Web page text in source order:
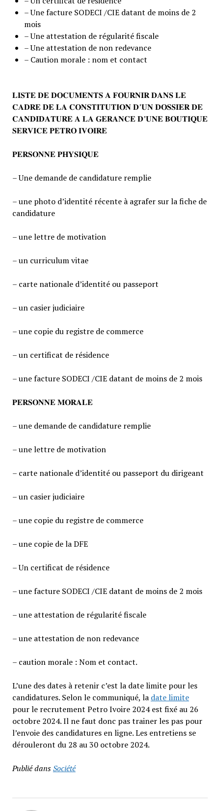
– Une facture SODECI /CIE datant de moins de 2
mois
– Une attestation de régularité fiscale
– Une attestation de non redevance
– Caution morale : nom et contact
𝐋𝐈𝐒𝐓𝐄 𝐃𝐄 𝐃𝐎𝐂𝐔𝐌𝐄𝐍𝐓𝐒 𝐀 𝐅𝐎𝐔𝐑𝐍𝐈𝐑 𝐃𝐀𝐍𝐒 𝐋𝐄
𝐂𝐀𝐃𝐑𝐄 𝐃𝐄 𝐋𝐀 𝐂𝐎𝐍𝐒𝐓𝐈𝐓𝐔𝐓𝐈𝐎𝐍 𝐃’𝐔𝐍 𝐃𝐎𝐒𝐒𝐈𝐄𝐑 𝐃𝐄
𝐂𝐀𝐍𝐃𝐈𝐃𝐀𝐓𝐔𝐑𝐄 𝐀 𝐋𝐀 𝐆𝐄𝐑𝐀𝐍𝐂𝐄 𝐃’𝐔𝐍𝐄 𝐁𝐎𝐔𝐓𝐈𝐐𝐔𝐄
𝐒𝐄𝐑𝐕𝐈𝐂𝐄 𝐏𝐄𝐓𝐑𝐎 𝐈𝐕𝐎𝐈𝐑𝐄
𝐏𝐄𝐑𝐒𝐎𝐍𝐍𝐄 𝐏𝐇𝐘𝐒𝐈𝐐𝐔𝐄
– Une demande de candidature remplie
– une photo d’identité récente à agrafer sur la fiche de
candidature
– une lettre de motivation
– un curriculum vitae
– carte nationale d’identité ou passeport
– un casier judiciaire
– une copie du registre de commerce
– un certificat de résidence
– une facture SODECI /CIE datant de moins de 2 mois
𝐏𝐄𝐑𝐒𝐎𝐍𝐍𝐄 𝐌𝐎𝐑𝐀𝐋𝐄
– une demande de candidature remplie
– une lettre de motivation
– carte nationale d’identité ou passeport du dirigeant
– un casier judiciaire
– une copie du registre de commerce
– une copie de la DFE
– Un certificat de résidence
– une facture SODECI /CIE datant de moins de 2 mois
– une attestation de régularité fiscale
– une attestation de non redevance
– caution morale : Nom et contact.
L’une des dates à retenir c’est la date limite pour les
candidatures. Selon le communiqué, la date limite
pour le recrutement Petro Ivoire 2024 est fixé au 26
octobre 2024. Il ne faut donc pas trainer les pas pour
l’envoie des candidatures en ligne. Les entretiens se
dérouleront du 28 au 30 octobre 2024.
Publié dansSociété